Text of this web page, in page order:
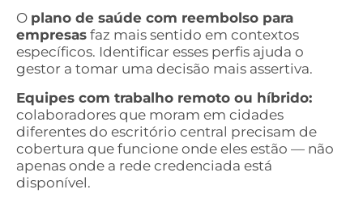
O plano de saúde com reembolso para
empresas faz mais sentido em contextos
específicos. Identificar esses perfis ajuda o
gestor a tomar uma decisão mais assertiva.
Equipes com trabalho remoto ou híbrido:
colaboradores que moram em cidades
diferentes do escritório central precisam de
cobertura que funcione onde eles estão — não
apenas onde a rede credenciada está
disponível.